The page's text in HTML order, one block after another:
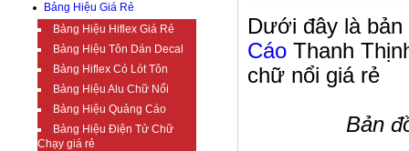
Bảng Hiệu Giá Rẻ
Bảng Hiệu Hiflex Giá Rẻ
Bảng Hiệu Tôn Dán Decal
Bảng Hiflex Có Lót Tôn
Bảng Hiệu Alu Chữ Nổi
Bảng Hiệu Quảng Cáo
Bảng Hiệu Điện Tử Chữ
Chạy giá rẻ
Dưới đây là
Cáo Thanh
chữ nổi giá rẻ
Bản